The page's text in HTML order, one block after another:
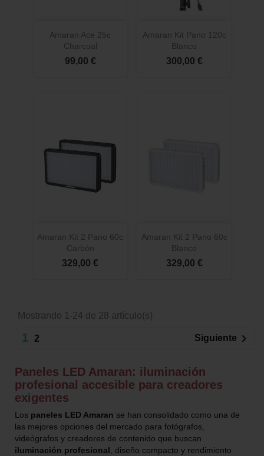
Amaran Ace 25c
Charcoal
99,00 €
Amaran Kit Pano 120c
Blanco
300,00 €
Amaran Kit 2 Pano 60c
Carbón
329,00 €
Amaran Kit 2 Pano 60c
Blanco
329,00 €
Mostrando 1-24 de 28 artículo(s)
1 2 Siguiente 
Paneles LED Amaran: iluminación
profesional accesible para creadores
exigentes
Los paneles LED Amaran se han consolidado como una de
las mejores opciones del mercado para fotógrafos,
videógrafos y creadores de contenido que buscan
iluminación profesional, diseño compacto y rendimiento